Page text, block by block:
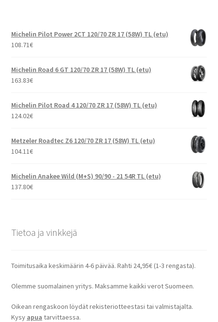
Michelin Pilot Power 2CT 120/70 ZR 17 (58W) TL (etu)
108.71€
Michelin Road 6 GT 120/70 ZR 17 (58W) TL (etu)
163.83€
Michelin Pilot Road 4 120/70 ZR 17 (58W) TL (etu)
124.02€
Metzeler Roadtec Z6 120/70 ZR 17 (58W) TL (etu)
104.11€
Michelin Anakee Wild (M+S) 90/90 - 21 54R TL (etu)
137.80€
Tietoa ja vinkkejä
Toimitusaika keskimäärin 4-6 päivää. Rahti 24,95€ (1-3 rengasta).
Olemme suomalainen yritys. Maksamme kaikki verot Suomeen.
Oikean rengaskoon löydät rekisteriotteestasi tai valmistajalta.
Kysy apua tarvittaessa.